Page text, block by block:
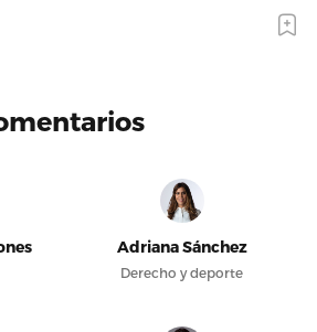
Adriana Sánchez
Derecho y deporte